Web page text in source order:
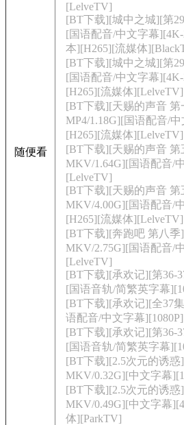
随便看
[LelveTV]
[BT下载][城中之城][第
[国语配音/中文字幕
本][H265][流媒体
[BT下载][城中之城][第
[国语配音/中文字幕
[H265][流媒体][LelveTV]
[BT下载][天赐的声音
MP4/1.18G][国语配音/
[H265][流媒体][LelveTV]
[BT下载][天赐的声音
MKV/1.64G][国语配音/
[LelveTV]
[BT下载][天赐的声音
MKV/4.00G][国语配音/
[H265][流媒体][LelveTV]
[BT下载][奔跑吧 第八季
MKV/2.75G][国语配音/
[LelveTV]
[BT下载][承欢记][第36-
[国语音轨/简繁英字幕
[BT下载][承欢记][全37
语配音/中文字幕
[BT下载][承欢记][第36-
[国语音轨/简繁英字幕
[BT下载][2.5次元的诱
MKV/0.32G][中文字幕
[BT下载][2.5次元的诱
MKV/0.49G][中文字幕
体][ParkTV]